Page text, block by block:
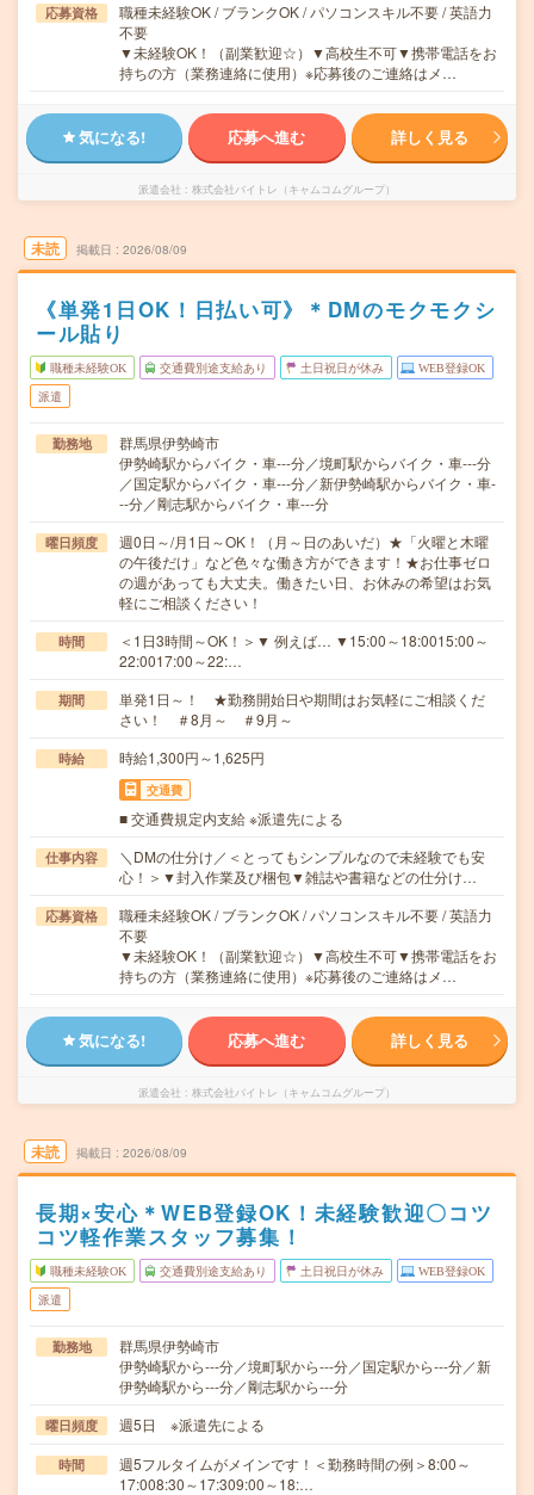
応募資格
職種未経験OK / ブランクOK / パソコンスキル不要 / 英語力
不要
▼未経験OK！（副業歓迎☆）▼高校生不可▼携帯電話をお
持ちの方（業務連絡に使用）※応募後のご連絡はメ…
気になる! 応募へ進む 詳しく見る
派遣会社 株式会社バイトレ（キャムコムグループ）
未読 掲載日 2026/08/09
《単発1日OK！日払い可》＊DMのモクモクシ
ール貼り
職種未経験OK 交通費別途支給あり 土日祝日が休み WEB登録OK
派遣
勤務地
群馬県伊勢崎市
伊勢崎駅からバイク・車---分／境町駅からバイク・車---分
／国定駅からバイク・車---分／新伊勢崎駅からバイク・車-
--分／剛志駅からバイク・車---分
曜日頻度
週0日～/月1日～OK！（月～日のあいだ）★「火曜と木曜
の午後だけ」など色々な働き方ができます！★お仕事ゼロ
の週があっても大丈夫。働きたい日、お休みの希望はお気
軽にご相談ください！
時間
＜1日3時間～OK！＞▼ 例えば… ▼15:00～18:0015:00～
22:0017:00～22:…
期間
単発1日～！ ★勤務開始日や期間はお気軽にご相談くだ
さい！ ＃8月～ ＃9月～
時給 時給1,300円～1,625円
交通費
■ 交通費規定内支給 ※派遣先による
仕事内容
＼DMの仕分け／＜とってもシンプルなので未経験でも安
心！＞▼封入作業及び梱包▼雑誌や書籍などの仕分け…
応募資格
職種未経験OK / ブランクOK / パソコンスキル不要 / 英語力
不要
▼未経験OK！（副業歓迎☆）▼高校生不可▼携帯電話をお
持ちの方（業務連絡に使用）※応募後のご連絡はメ…
気になる! 応募へ進む 詳しく見る
派遣会社 株式会社バイトレ（キャムコムグループ）
未読 掲載日 2026/08/09
長期×安心＊WEB登録OK！未経験歓迎〇コツ
コツ軽作業スタッフ募集！
職種未経験OK 交通費別途支給あり 土日祝日が休み WEB登録OK
派遣
勤務地
群馬県伊勢崎市
伊勢崎駅から---分／境町駅から---分／国定駅から---分／新
伊勢崎駅から---分／剛志駅から---分
曜日頻度 週5日 ※派遣先による
時間
週5フルタイムがメインです！＜勤務時間の例＞8:00～
17:008:30～17:309:00～18:…